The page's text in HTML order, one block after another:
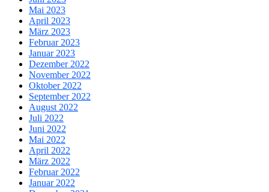
Mai 2023
April 2023
März 2023
Februar 2023
Januar 2023
Dezember 2022
November 2022
Oktober 2022
September 2022
August 2022
Juli 2022
Juni 2022
Mai 2022
April 2022
März 2022
Februar 2022
Januar 2022